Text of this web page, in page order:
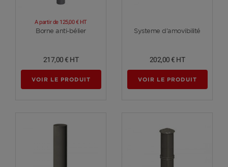
Voir plus
Borne anti-bélier
A partir de 125,00 € HT
217,00 € HT
VOIR LE PRODUIT
Voir plus
Systeme d'amovibilité
202,00 € HT
VOIR LE PRODUIT